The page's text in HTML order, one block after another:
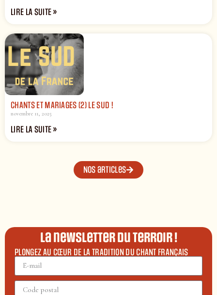
LIRE LA SUITE »
CHANTS ET MARIAGES (2) LE SUD !
novembre 11, 2025
LIRE LA SUITE »
Nos articles
La newsletter du terroir !
PLONGEZ AU CŒUR DE LA TRADITION DU CHANT FRANÇAIS